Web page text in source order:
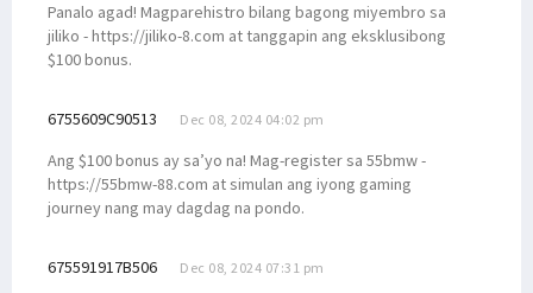
Panalo agad! Magparehistro bilang bagong miyembro sa
jiliko - https://jiliko-8.com at tanggapin ang eksklusibong
$100 bonus.
6755609C90513 Dec 08, 2024 04:02 pm
Ang $100 bonus ay sa’yo na! Mag-register sa 55bmw -
https://55bmw-88.com at simulan ang iyong gaming
journey nang may dagdag na pondo.
675591917B506 Dec 08, 2024 07:31 pm